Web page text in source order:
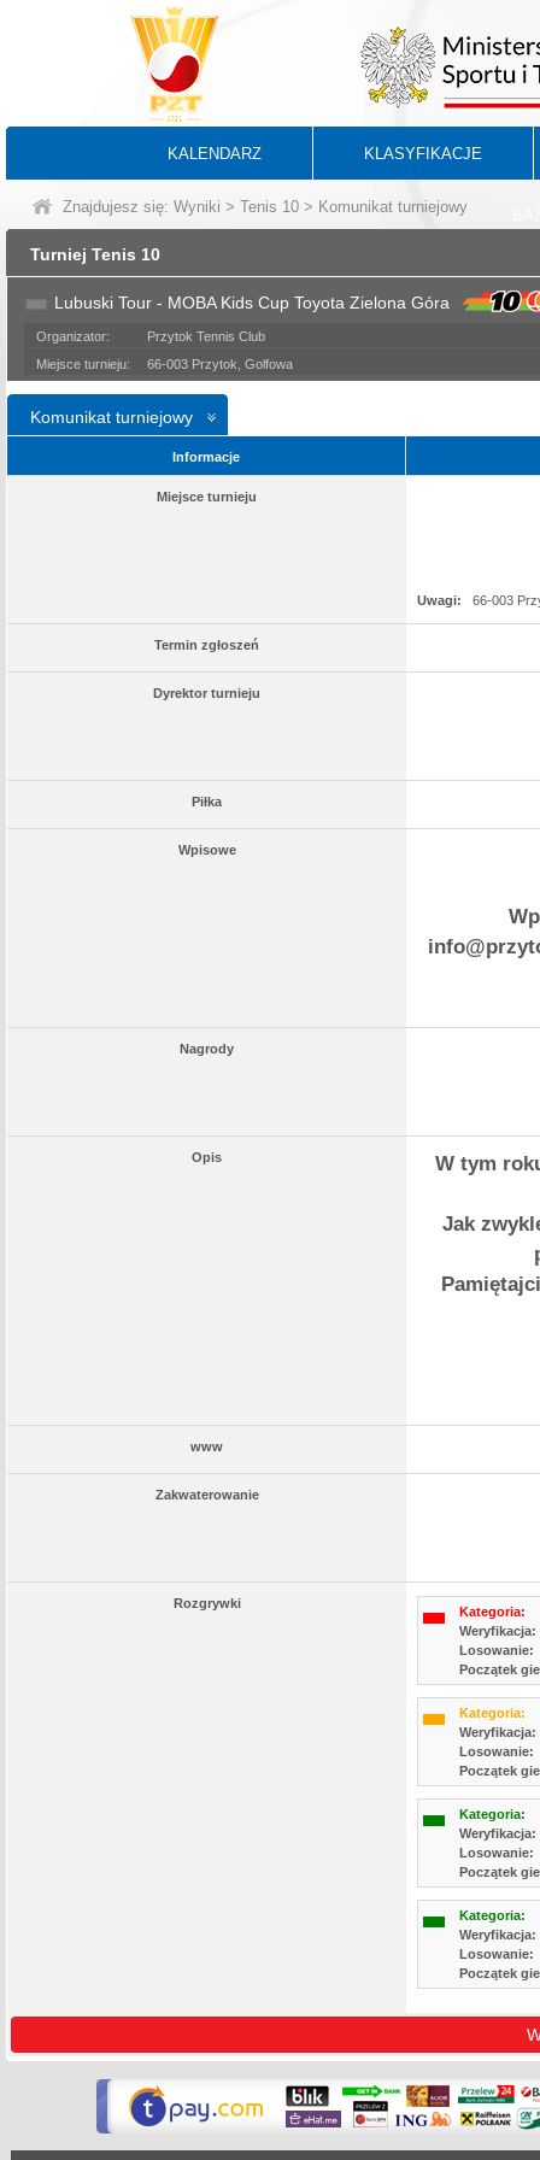
KALENDARZ KLASYFIKACJE
Znajdujesz się: Wyniki > Tenis 10 > Komunikat turniejowy
Turniej Tenis 10
Lubuski Tour - MOBA Kids Cup Toyota Zielona Góra
Organizator:
Przytok Tennis Club
Miejsce turnieju:
66-003 Przytok, Golfowa
Komunikat turniejowy
Informacje
Miejsce turnieju
Uwagi: 66-003
Termin zgłoszeń
Dyrektor turnieju
Piłka
Wpisowe
Nagrody
Opis W tym
Jak
www
Zakwaterowanie
Rozgrywki
Kategoria:
Weryfikacja:
Losowanie:
Początek
Kategoria:
Weryfikacja:
Losowanie:
Początek
Kategoria:
Weryfikacja:
Losowanie:
Początek
Kategoria:
Weryfikacja:
Losowanie:
Początek